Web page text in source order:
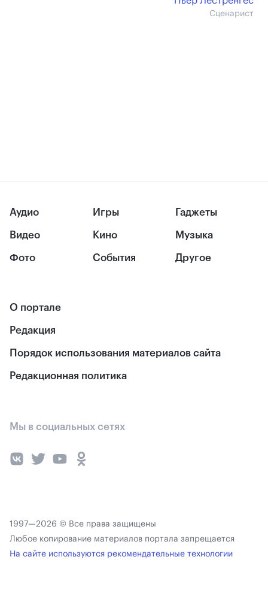
Сценарист
Аудио
Видео
Фото
Игры
Кино
События
Гаджеты
Музыка
Другое
О портале
Редакция
Порядок использования материалов сайта
Редакционная политика
Мы в социальных сетях
1997—2026 © Все права защищены
Любое копирование материалов портала запрещается
На сайте используются рекомендательные технологии